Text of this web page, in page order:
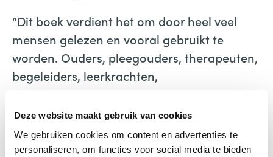
Deze website maakt gebruik van cookies
We gebruiken cookies om content en advertenties te
personaliseren, om functies voor social media te bieden
“Dit boek verdient het om door heel veel
mensen gelezen en vooral gebruikt te
worden. Ouders, pleegouders, therapeuten,
begeleiders, leerkrachten,
professionals die met kinderen werken,
koester dit boek en geniet van alle
activiteiten die erin beschreven staan.”Uit